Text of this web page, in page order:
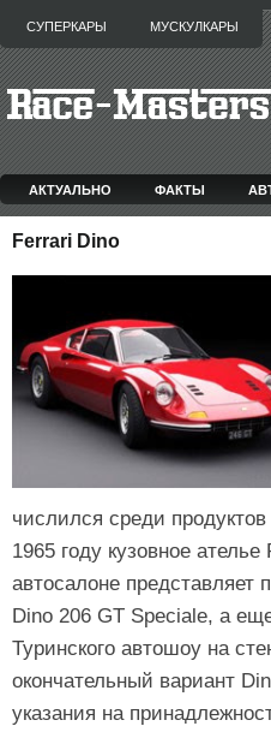
СУПЕРКАРЫ МУСКУЛКАРЫ
АКТУАЛЬНО ФАКТЫ
Ferrari Dino
числился среди
1965 году кузовное
автосалоне представляет
Dino 206 GT Speciale, а
Туринского автошоу на
окончательный вариант
указания на